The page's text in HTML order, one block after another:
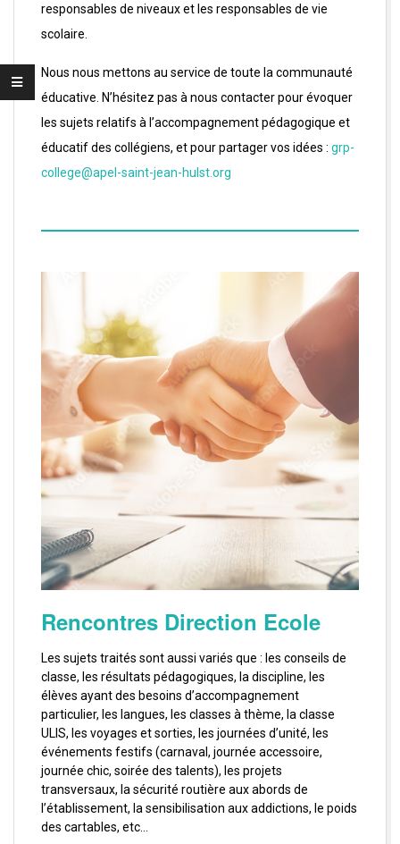
responsables de niveaux et les responsables de vie
scolaire.
Nous nous mettons au service de toute la communauté
éducative. N’hésitez pas à nous contacter pour évoquer
les sujets relatifs à l’accompagnement pédagogique et
éducatif des collégiens, et pour partager vos idées : grp-
college@apel-saint-jean-hulst.org
Rencontres Direction Ecole
Les sujets traités sont aussi variés que : les conseils de
classe, les résultats pédagogiques, la discipline, les
élèves ayant des besoins d’accompagnement
particulier, les langues, les classes à thème, la classe
ULIS, les voyages et sorties, les journées d’unité, les
événements festifs (carnaval, journée accessoire,
journée chic, soirée des talents), les projets
transversaux, la sécurité routière aux abords de
l’établissement, la sensibilisation aux addictions, le poids
des cartables, etc…